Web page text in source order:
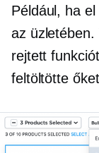
Például, ha
az üzletében.
rejtett funkciót
feltöltötte